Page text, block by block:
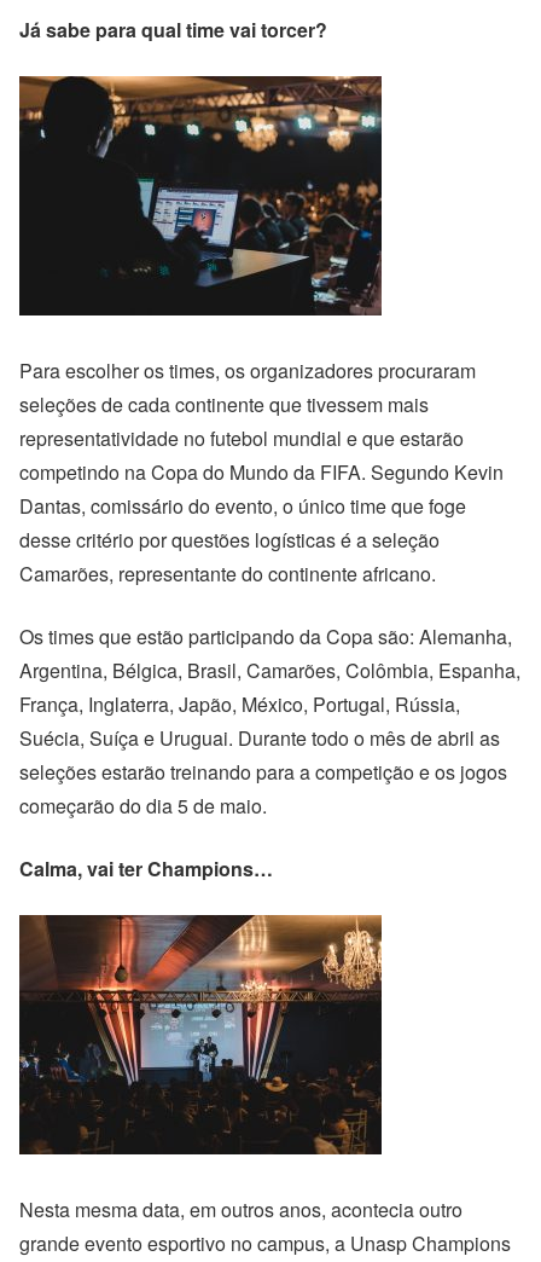
Já sabe para qual time vai torcer?
Para escolher os times, os organizadores procuraram
seleções de cada continente que tivessem mais
representatividade no futebol mundial e que estarão
competindo na Copa do Mundo da FIFA. Segundo Kevin
Dantas, comissário do evento, o único time que foge
desse critério por questões logísticas é a seleção
Camarões, representante do continente africano.
Os times que estão participando da Copa são: Alemanha,
Argentina, Bélgica, Brasil, Camarões, Colômbia, Espanha,
França, Inglaterra, Japão, México, Portugal, Rússia,
Suécia, Suíça e Uruguai. Durante todo o mês de abril as
seleções estarão treinando para a competição e os jogos
começarão do dia 5 de maio.
Calma, vai ter Champions…
Nesta mesma data, em outros anos, acontecia outro
grande evento esportivo no campus, a Unasp Champions